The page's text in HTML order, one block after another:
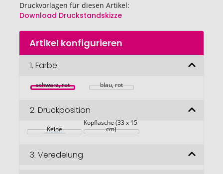
Druckvorlagen für diesen Artikel:
Download Druckstandskizze
Zum
Anfang
Bildgalerie
Artikel konfigurieren
1. Farbe
schwarz, rot blau, rot
2. Druckposition
Keine
Kopflasche (33 x 15
cm)
3. Veredelung